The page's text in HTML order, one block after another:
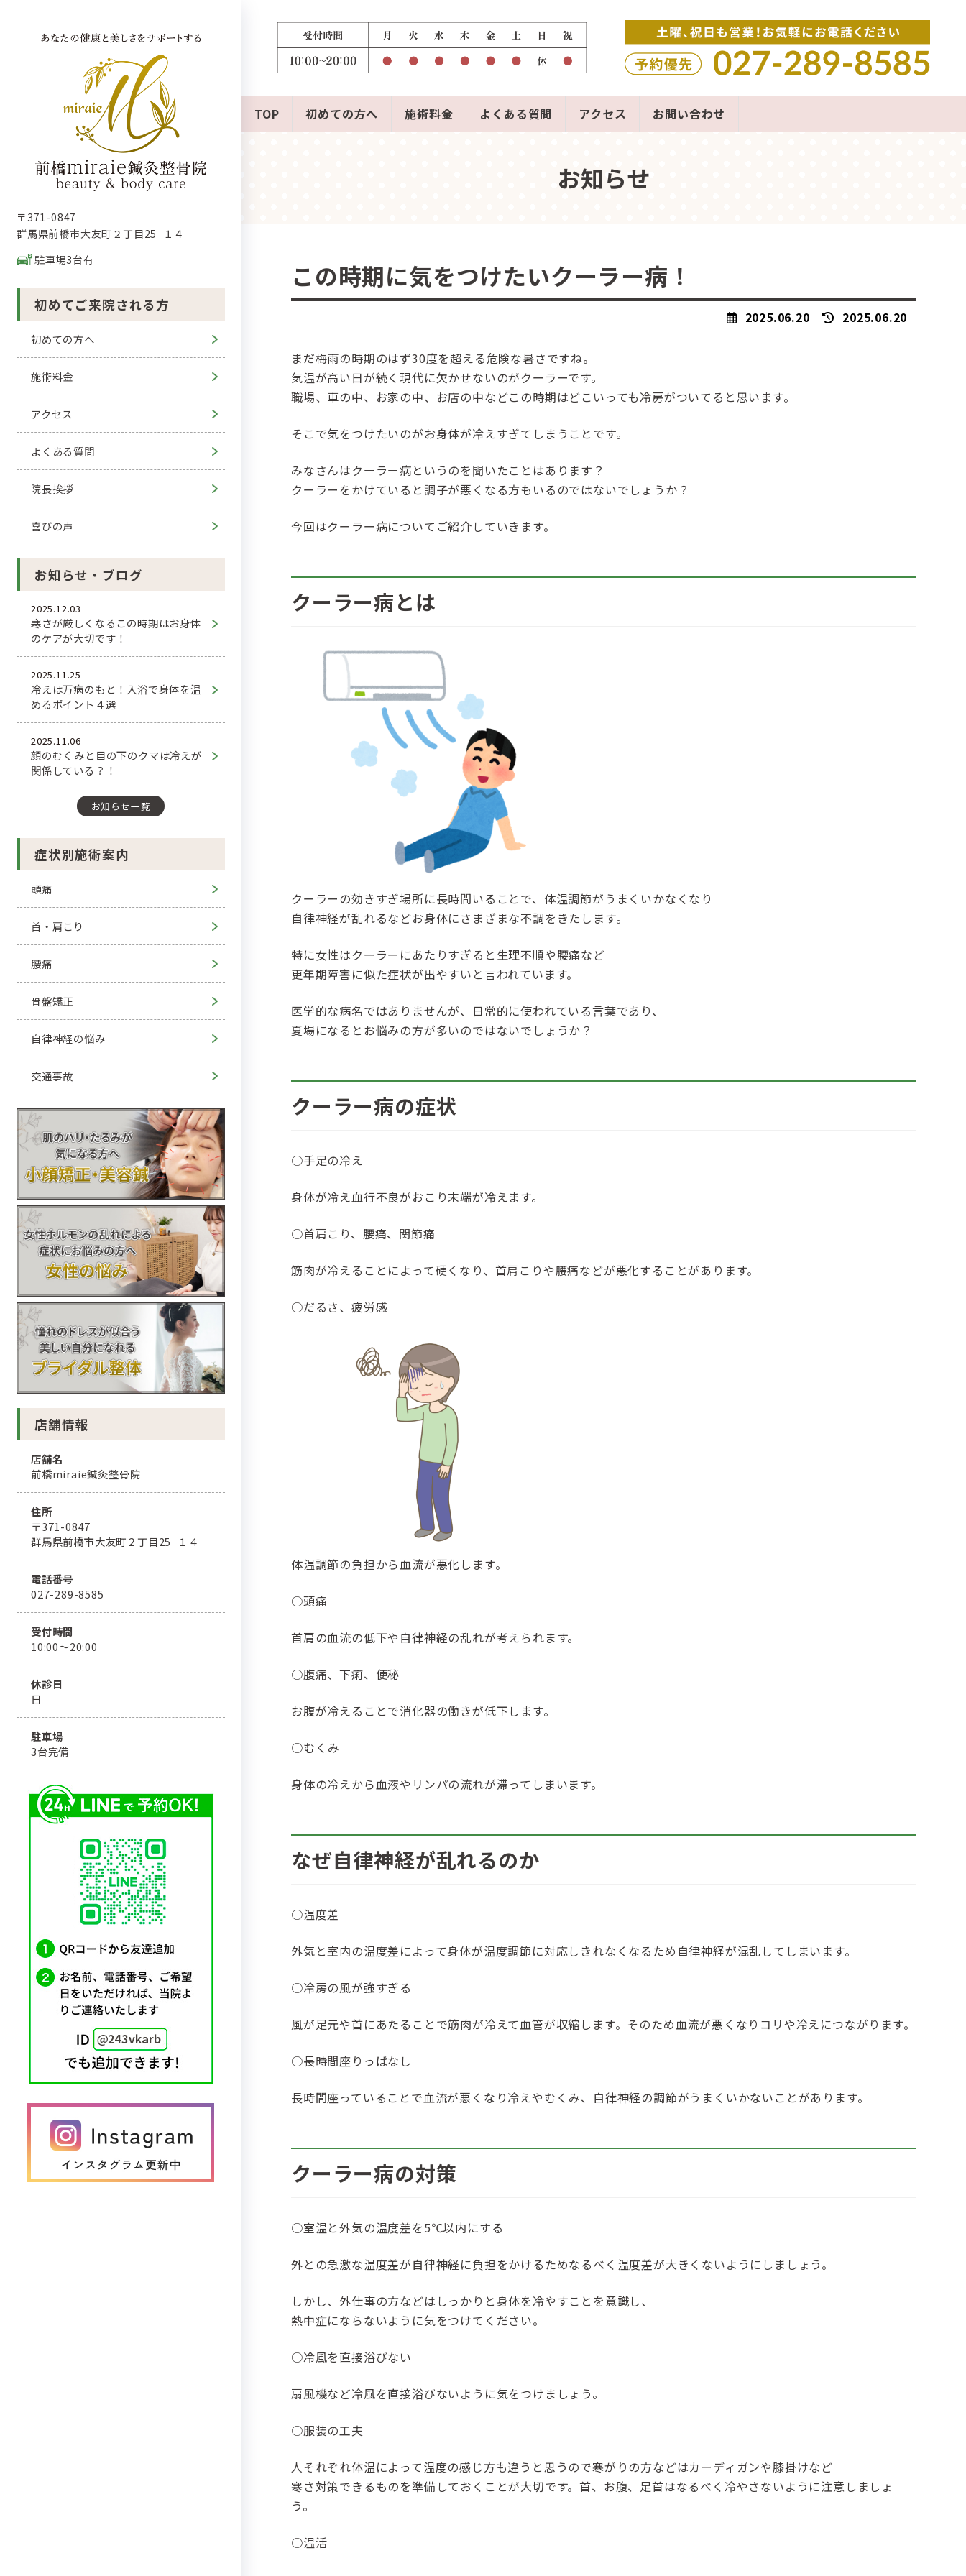
へ
キ
ョ
に
TOP 初めての方へ 施術料金 よくある質問 アクセス お問い合わせ
お知らせ
この時期に気をつけたいクーラー病！
2025.06.20
最
2025.06.20
まだ梅雨の時期のはず30度を超える危険な暑さですね。
気温が高い日が続く現代に欠かせないのがクーラーです。
職場、車の中、お家の中、お店の中などこの時期はどこいっても冷房がついてると思います。
そこで気をつけたいのがお身体が冷えすぎてしまうことです。
みなさんはクーラー病というのを聞いたことはあります？
クーラーをかけていると調子が悪くなる方もいるのではないでしょうか？
今回はクーラー病についてご紹介していきます。
クーラー病とは
クーラーの効きすぎ場所に長時間いることで、体温調節がうまくいかなくなり
自律神経が乱れるなどお身体にさまざまな不調をきたします。
特に女性はクーラーにあたりすぎると生理不順や腰痛など
更年期障害に似た症状が出やすいと言われています。
医学的な病名ではありませんが、日常的に使われている言葉であり、
夏場になるとお悩みの方が多いのではないでしょうか？
クーラー病の症状
○手足の冷え
身体が冷え血行不良がおこり末端が冷えます。
○首肩こり、腰痛、関節痛
筋肉が冷えることによって硬くなり、首肩こりや腰痛などが悪化することがあります。
○だるさ、疲労感
体温調節の負担から血流が悪化します。
○頭痛
首肩の血流の低下や自律神経の乱れが考えられます。
○腹痛、下痢、便秘
お腹が冷えることで消化器の働きが低下します。
○むくみ
身体の冷えから血液やリンパの流れが滞ってしまいます。
なぜ自律神経が乱れるのか
○温度差
外気と室内の温度差によって身体が温度調節に対応しきれなくなるため自律神経が混乱してしまいます。
○冷房の風が強すぎる
風が足元や首にあたることで筋肉が冷えて血管が収縮します。そのため血流が悪くなりコリや冷えにつながります。
○長時間座りっぱなし
長時間座っていることで血流が悪くなり冷えやむくみ、自律神経の調節がうまくいかないことがあります。
クーラー病の対策
○室温と外気の温度差を5℃以内にする
外との急激な温度差が自律神経に負担をかけるためなるべく温度差が大きくないようにしましょう。
しかし、外仕事の方などはしっかりと身体を冷やすことを意識し、
熱中症にならないように気をつけてください。
○冷風を直接浴びない
扇風機など冷風を直接浴びないように気をつけましょう。
○服装の工夫
人それぞれ体温によって温度の感じ方も違うと思うので寒がりの方などはカーディガンや膝掛けなど
寒さ対策できるものを準備しておくことが大切です。首、お腹、足首はなるべく冷やさないように注意しましょ
う。
○温活
〒371-0847
群馬県前橋市大友町２丁目25−１４
駐車場3台有
初めてご来院される方
初めての方へ
施術料金
アクセス
よくある質問
院長挨拶
喜びの声
お知らせ・ブログ
2025.12.03
寒さが厳しくなるこの時期はお身体
のケアが大切です！
2025.11.25
冷えは万病のもと！入浴で身体を温
めるポイント４選
2025.11.06
顔のむくみと目の下のクマは冷えが
関係している？！
お知らせ一覧
症状別施術案内
頭痛
首・肩こり
腰痛
骨盤矯正
自律神経の悩み
交通事故
店舗情報
店舗名
前橋miraie鍼灸整骨院
住所
〒371-0847
群馬県前橋市大友町２丁目25−１４
電話番号
027-289-8585
受付時間
10:00〜20:00
休診日
日
駐車場
3台完備